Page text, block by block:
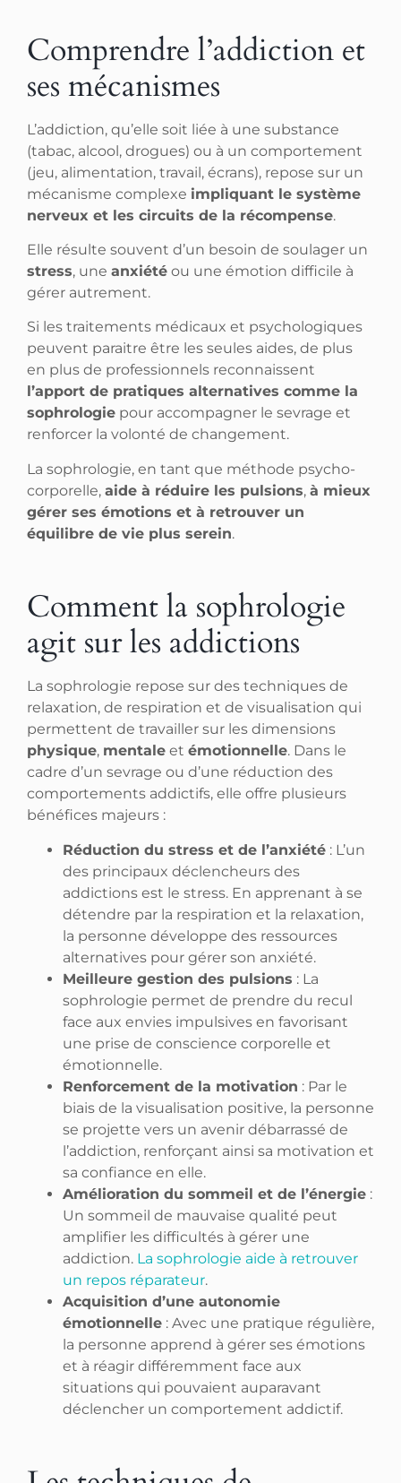
Comprendre l’addiction et
ses mécanismes
L’addiction, qu’elle soit liée à une substance
(tabac, alcool, drogues) ou à un comportement
(jeu, alimentation, travail, écrans), repose sur un
mécanisme complexe impliquant le système
nerveux et les circuits de la récompense.
Elle résulte souvent d’un besoin de soulager un
stress, une anxiété ou une émotion difficile à
gérer autrement.
Si les traitements médicaux et psychologiques
peuvent paraitre être les seules aides, de plus
en plus de professionnels reconnaissent
l’apport de pratiques alternatives comme la
sophrologie pour accompagner le sevrage et
renforcer la volonté de changement.
La sophrologie, en tant que méthode psycho-
corporelle, aide à réduire les pulsions, à mieux
gérer ses émotions et à retrouver un
équilibre de vie plus serein.
Comment la sophrologie
agit sur les addictions
La sophrologie repose sur des techniques de
relaxation, de respiration et de visualisation qui
permettent de travailler sur les dimensions
physique, mentale et émotionnelle. Dans le
cadre d’un sevrage ou d’une réduction des
comportements addictifs, elle offre plusieurs
bénéfices majeurs :
Réduction du stress et de l’anxiété : L’un
des principaux déclencheurs des
addictions est le stress. En apprenant à se
détendre par la respiration et la relaxation,
la personne développe des ressources
alternatives pour gérer son anxiété.
Meilleure gestion des pulsions : La
sophrologie permet de prendre du recul
face aux envies impulsives en favorisant
une prise de conscience corporelle et
émotionnelle.
Renforcement de la motivation : Par le
biais de la visualisation positive, la personne
se projette vers un avenir débarrassé de
l’addiction, renforçant ainsi sa motivation et
sa confiance en elle.
Amélioration du sommeil et de l’énergie :
Un sommeil de mauvaise qualité peut
amplifier les difficultés à gérer une
addiction. La sophrologie aide à retrouver
un repos réparateur.
Acquisition d’une autonomie
émotionnelle : Avec une pratique régulière,
la personne apprend à gérer ses émotions
et à réagir différemment face aux
situations qui pouvaient auparavant
déclencher un comportement addictif.